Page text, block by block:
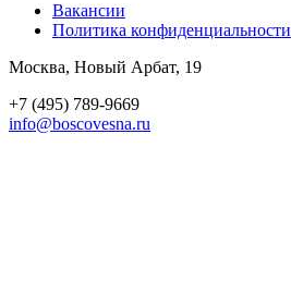
Вакансии
Политика конфиден­циальности
Москва, Новый Арбат, 19
+7 (495) 789-9669
info@boscovesna.ru